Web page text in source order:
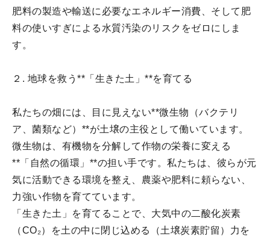
肥料の製造や輸送に必要なエネルギー消費、そして肥
料の使いすぎによる水質汚染のリスクをゼロにしま
す。
２. 地球を救う**「生きた土」**を育てる
私たちの畑には、目に見えない**微生物（バクテリ
ア、菌類など）**が土壌の主役として働いています。
微生物は、有機物を分解して作物の栄養に変える
**「自然の循環」**の担い手です。私たちは、彼らが元
気に活動できる環境を整え、農薬や肥料に頼らない、
力強い作物を育てています。
「生きた土」を育てることで、大気中の二酸化炭素
（CO₂）を土の中に閉じ込める（土壌炭素貯留）力を